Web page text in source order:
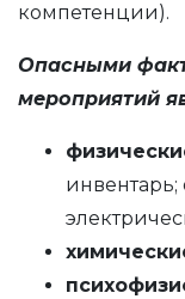
компетенции).
Опасными
мероприятий